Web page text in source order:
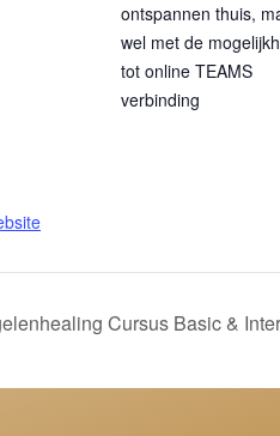
ontspannen thuis,
wel met de
tot online TEAMS
verbinding
Cursus Basic &